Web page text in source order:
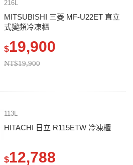
216L
MITSUBISHI 三菱 MF-U22ET 直立
式變頻冷凍櫃
$19,900
NT$19,900
113L
HITACHI 日立 R115ETW 冷凍櫃
$12,788